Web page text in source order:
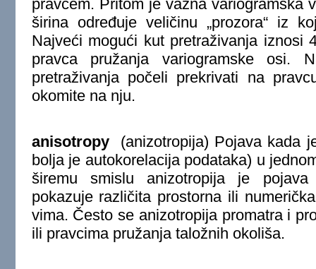
pravcem. Pritom je važna variogramska
širina određuje veličinu „prozora“ iz
Najveći mogući kut pretraživanja iznosi
pravca pružanja variogramske osi.
pretraživanja počeli prekrivati na
okomite na nju.
anisotropy(anizotropija) Pojava kada
bolja je autokorelacija podataka) u
širemu smislu anizotropija je pojava
pokazuje različita prostorna ili
vima. Često se anizotropija promatra i
ili pravcima pružanja taložnih okoliša.